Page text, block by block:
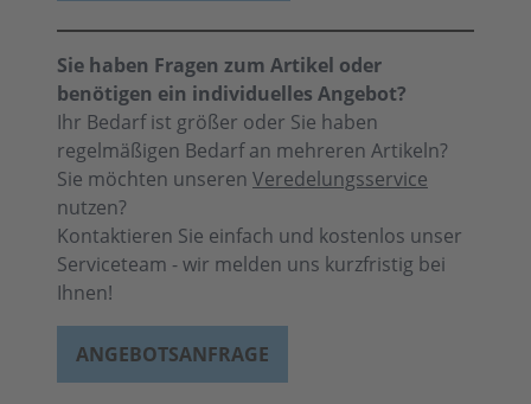
Sie haben Fragen zum Artikel oder
benötigen ein individuelles Angebot?
Ihr Bedarf ist größer oder Sie haben
regelmäßigen Bedarf an mehreren Artikeln?
Sie möchten unseren Veredelungsservice
nutzen?
Kontaktieren Sie einfach und kostenlos unser
Serviceteam - wir melden uns kurzfristig bei
Ihnen!
ANGEBOTSANFRAGE